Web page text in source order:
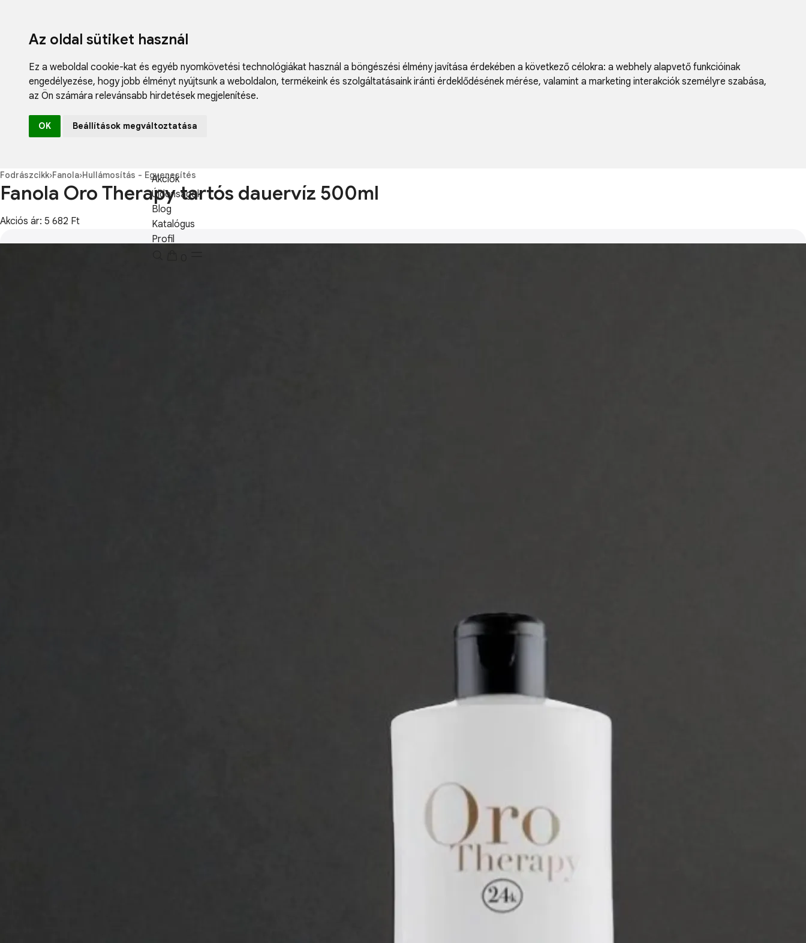
Az oldal sütiket használ
Ez a weboldal cookie-kat és egyéb nyomkövetési technológiákat használ a böngészési élmény javítása érdekében a következő célokra: a webhely alapvető funkcióinak
engedélyezése, hogy jobb élményt nyújtsunk a weboldalon, termékeink és szolgáltatásaink iránti érdeklődésének mérése, valamint a marketing interakciók személyre szabása,
az Ön számára relevánsabb hirdetések megjelenítése.
OK Beállítások megváltoztatása
Fodrászcikk
Akciók
Újdonságok
Blog
Katalógus
Profil
Fodrászcikk›Fanola›Hullámosítás - Egyenesítés
Fanola Oro Therapy tartós dauervíz 500ml
Akciós ár: 5 682 Ft